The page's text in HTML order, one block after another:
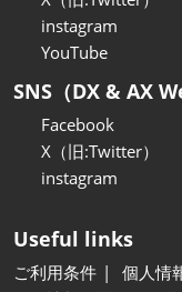
instagram
YouTube
SNS（DX & AX
Facebook
X（旧:Twitter）
instagram
Useful links
ご利用条件
個人情